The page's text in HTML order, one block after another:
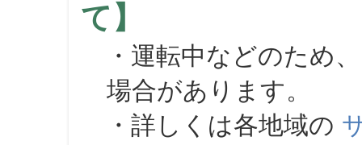
て】
・運転中などのため
場合があります。
・詳しくは各地域の